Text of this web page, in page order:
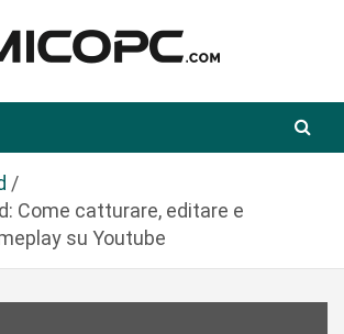
Come catturare, editare e
su Youtube